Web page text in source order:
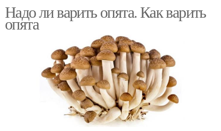
Надо ли варить опята. Как варить
опята